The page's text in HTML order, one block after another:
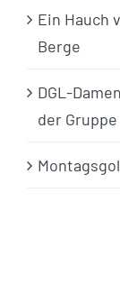
Ein Hauch
Berge
DGL-
der Gruppe